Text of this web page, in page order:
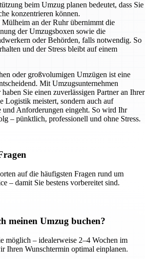
beim Umzug planen bedeutet, dass Sie
konzentrieren können.
Mülheim an der Ruhr übernimmt die
der Umzugsboxen sowie die
oder Behörden, falls notwendig. So
und der Stress bleibt auf einem
oder großvolumigen Umzügen ist eine
Mit Umzugsunternehmen
Sie einen zuverlässigen Partner an Ihrer
Logistik meistert, sondern auch auf
Anforderungen eingeht. So wird Ihr
– pünktlich, professionell und ohne Stress.
auf die häufigsten Fragen rund um
– damit Sie bestens vorbereitet sind.
meinen Umzug buchen?
möglich – idealerweise 2–4 Wochen im
Ihren Wunschtermin optimal einplanen.